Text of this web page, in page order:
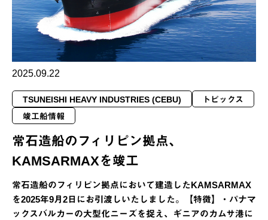
2025.09.22
TSUNEISHI HEAVY INDUSTRIES (CEBU)
トピックス
竣工船情報
常石造船のフィリピン拠点、
KAMSARMAXを竣工
常石造船のフィリピン拠点において建造したKAMSARMAX
を2025年9月2日にお引渡しいたしました。【特徴】・パナマ
ックスバルカーの大型化ニーズを捉え、ギニアのカムサ港に